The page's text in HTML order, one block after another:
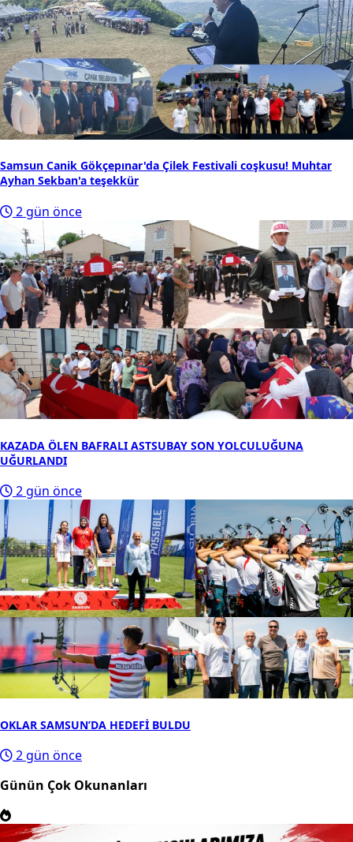
Samsun Canik Gökçepınar'da Çilek Festivali coşkusu! Muhtar
Ayhan Sekban'a teşekkür
2 gün önce
KAZADA ÖLEN BAFRALI ASTSUBAY SON YOLCULUĞUNA
UĞURLANDI
2 gün önce
OKLAR SAMSUN’DA HEDEFİ BULDU
2 gün önce
Günün Çok Okunanları